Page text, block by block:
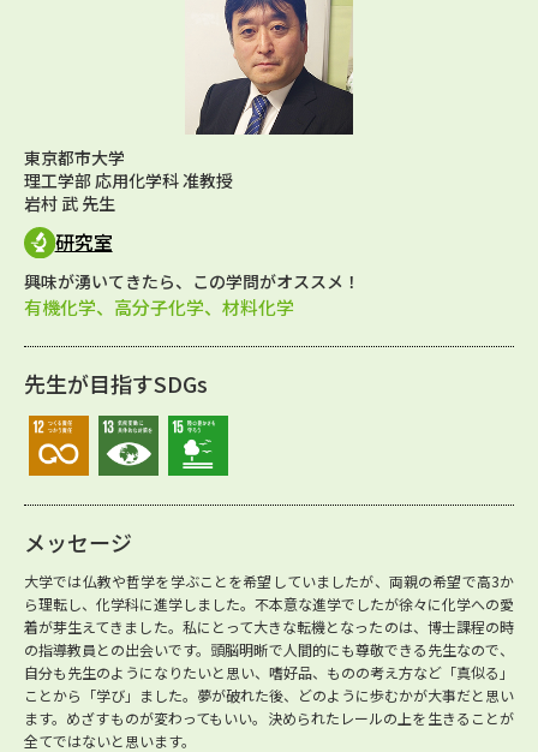
東京都市大学
理工学部 応用化学科 准教授
岩村 武 先生
研究室
興味が湧いてきたら、この学問がオススメ！
有機化学、高分子化学、材料化学
先生が目指すSDGs
メッセージ
大学では仏教や哲学を学ぶことを希望していましたが、両親の希望で高3か
ら理転し、化学科に進学しました。不本意な進学でしたが徐々に化学への愛
着が芽生えてきました。私にとって大きな転機となったのは、博士課程の時
の指導教員との出会いです。頭脳明晰で人間的にも尊敬できる先生なので、
自分も先生のようになりたいと思い、嗜好品、ものの考え方など「真似る」
ことから「学び」ました。夢が破れた後、どのように歩むかが大事だと思い
ます。めざすものが変わってもいい。決められたレールの上を生きることが
全てではないと思います。